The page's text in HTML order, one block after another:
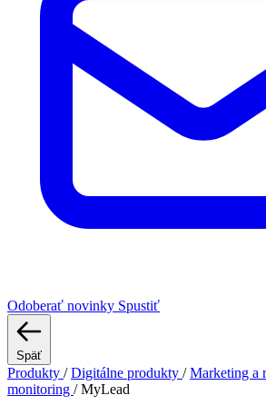
Odoberať novinky Spustiť
Späť
Produkty / Digitálne produkty / Marketing a
monitoring / MyLead